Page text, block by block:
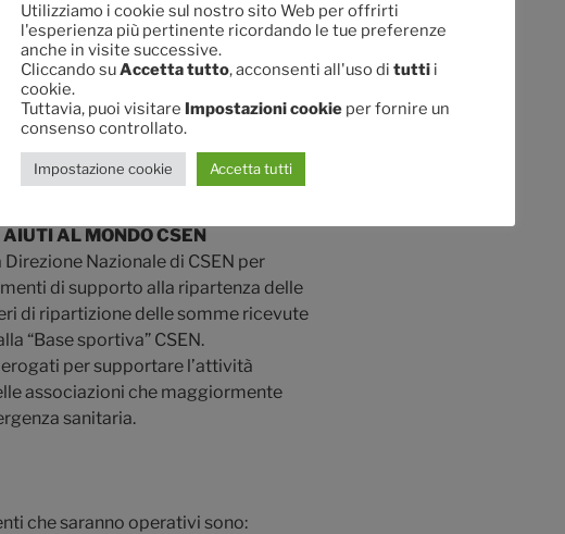
per le modalità di accesso
scheda, invio dei documenti e
avoucher@csen.ito rivolgersi al
di appartenenza.
AL MONDO CSEN
Nazionale di CSEN per
di supporto alla ripartenza delle
di ripartizione delle somme ricevute
“Base sportiva” CSEN.
per supportare l’attività
associazioni che maggiormente
sanitaria.
che saranno operativi sono:
Utilizziamo i cookie sul nostro sito Web per offrirti
l'esperienza più pertinente ricordando le tue preferenze
anche in visite successive.
Cliccando suAccetta tutto, acconsenti all'uso di tutti i
cookie.
Tuttavia, puoi visitare Impostazioni cookie per fornire un
consenso controllato.
Impostazione cookie Accetta tutti